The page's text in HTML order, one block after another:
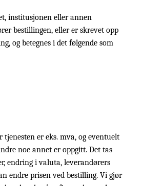
institusjonen eller annen
bestillingen, eller er skrevet opp
og betegnes i det følgende som
tjenesten er eks. mva, og eventuelt
noe annet er oppgitt. Det tas
endring i valuta, leverandørers
endre prisen ved bestilling. Vi gjør